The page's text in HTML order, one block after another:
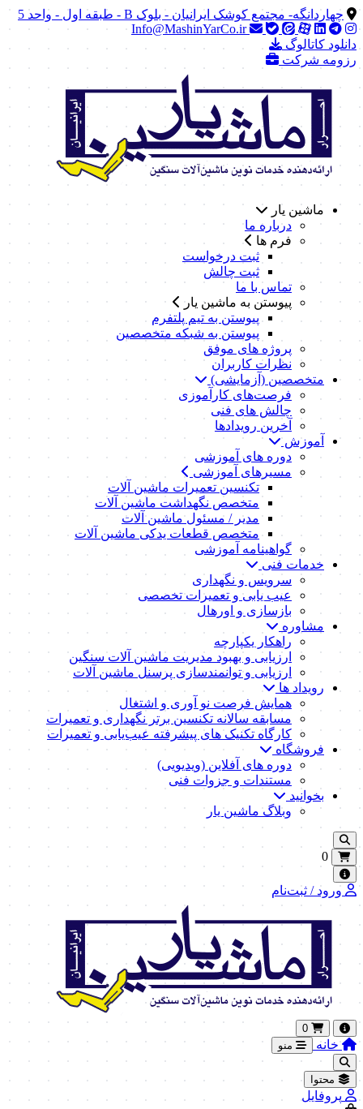
چهاردانگه- مجتمع کوشک ایرانیان - بلوک B - طبقه اول - واحد 5
Info@MashinYarCo.ir
دانلود کاتالوگ
رزومه شرکت
ماشین یار
درباره ما
فرم ها
ثبت درخواست
ثبت چالش
تماس با ما
پیوستن به ماشین یار
پیوستن به تیم پلتفرم
پیوستن به شبکه متخصصین
پروژه های موفق
نظرات کاربران
متخصصین (آزمایشی)
فرصت‌های کارآموزی
چالش های فنی
آخرین رویدادها
آموزش
دوره های آموزشی
مسیرهای آموزشی
تکنسین تعمیرات ماشین آلات
متخصص نگهداشت ماشین آلات
مدیر / مسئول ماشین آلات
متخصص قطعات یدکی ماشین آلات
گواهینامه آموزشی
خدمات فنی
سرویس و نگهداری
عیب یابی و تعمیرات تخصصی
بازسازی و اورهال
مشاوره
راهکار یکپارچه
ارزیابی و بهبود مدیریت ماشین آلات سنگین
ارزیابی و توانمندسازی پرسنل ماشین آلات
رویداد ها
همایش فرصت نو آوری و اشتغال
مسابقه سالانه تکنسین برتر نگهداری و تعمیرات
کارگاه تکنیک‌ های پیشرفته عیب‌یابی و تعمیرات
فروشگاه
دوره های آفلاین (ویدیویی)
مستندات و جزوات فنی
بخوانید
وبلاگ ماشین یار
0
ورود / ثبت‌نام
0
خانه منو
محتوا
پروفایل